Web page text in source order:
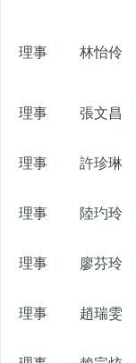
理事 林怡伶
理事 張文昌
理事 許珍琳
理事 陸玓玲
理事 廖芬玲
理事 趙瑞雯